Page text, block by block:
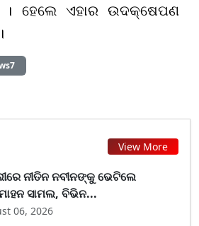
। ହେଲେ ଏହାର ଉଦକ୍ଷେପଣ
View More
ନୀତିନ ନବୀନଙ୍କୁ ଭେଟିଲେ
ସାମଲ, ବିଭିନ...
06, 2026